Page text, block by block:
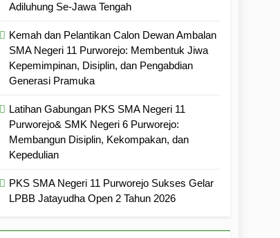
Adiluhung Se-Jawa Tengah
Kemah dan Pelantikan Calon Dewan Ambalan
SMA Negeri 11 Purworejo: Membentuk Jiwa
Kepemimpinan, Disiplin, dan Pengabdian
Generasi Pramuka
Latihan Gabungan PKS SMA Negeri 11
Purworejo& SMK Negeri 6 Purworejo:
Membangun Disiplin, Kekompakan, dan
Kepedulian
PKS SMA Negeri 11 Purworejo Sukses Gelar
LPBB Jatayudha Open 2 Tahun 2026